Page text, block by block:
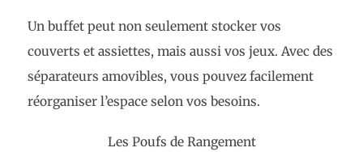
Un buffet peut non seulement stocker vos
couverts et assiettes, mais aussi vos jeux. Avec des
séparateurs amovibles, vous pouvez facilement
réorganiser l’espace selon vos besoins.
Les Poufs de Rangement